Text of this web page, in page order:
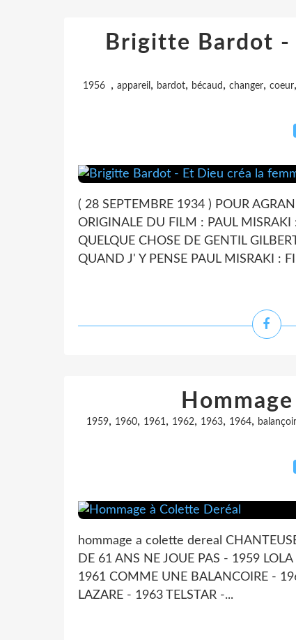
Brigitte Bardot -
1956 , appareil, bardot, bécaud , changer, coeur,
( 28 SEPTEMBRE 1934 ) POUR
ORIGINALE DU FILM : PAUL MISRAKI
QUELQUE CHOSE DE GENTIL
QUAND J' Y PENSE PAUL MISRAKI :
1959, 1960, 1961, 1962, 1963, 1964,
hommage a colette dereal
DE 61 ANS NE JOUE PAS - 1959
1961 COMME UNE BALANCOIRE -
LAZARE - 1963 TELSTAR -...